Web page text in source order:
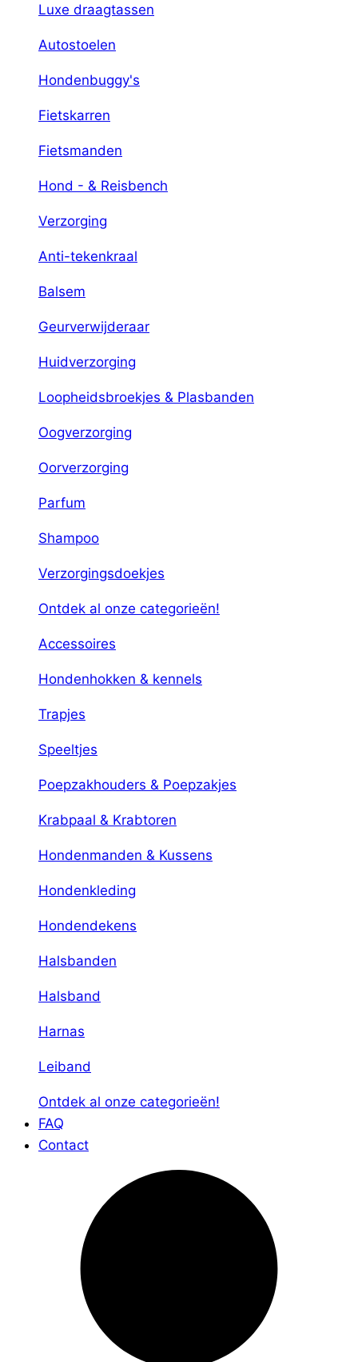
Luxe draagtassen
Autostoelen
Hondenbuggy's
Fietskarren
Fietsmanden
Hond - & Reisbench
Verzorging
Anti-tekenkraal
Balsem
Geurverwijderaar
Huidverzorging
Loopheidsbroekjes & Plasbanden
Oogverzorging
Oorverzorging
Parfum
Shampoo
Verzorgingsdoekjes
Ontdek al onze categorieën!
Accessoires
Hondenhokken & kennels
Trapjes
Speeltjes
Poepzakhouders & Poepzakjes
Krabpaal & Krabtoren
Hondenmanden & Kussens
Hondenkleding
Hondendekens
Halsbanden
Halsband
Harnas
Leiband
Ontdek al onze categorieën!
FAQ
Contact